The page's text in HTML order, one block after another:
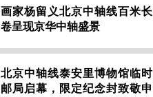
画家杨留义北京中轴线百米长
卷呈现京华中轴盛景
北京中轴线泰安里博物馆临时
邮局启幕，限定纪念封致敬申